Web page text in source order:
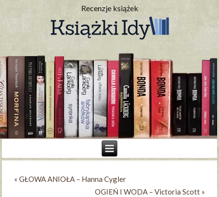
Recenzje książek
«GŁOWA ANIOŁA – Hanna Cygler
OGIEŃ I WODA – Victoria Scott»